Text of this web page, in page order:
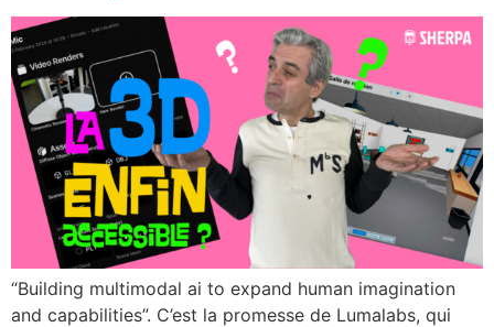
“Building multimodal ai to expand human imagination
and capabilities”. C’est la promesse de Lumalabs, qui